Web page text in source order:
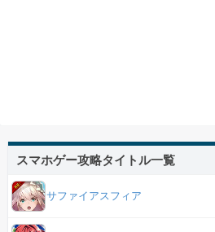
スマホゲー攻略タイトル一覧
サファイアスフィア